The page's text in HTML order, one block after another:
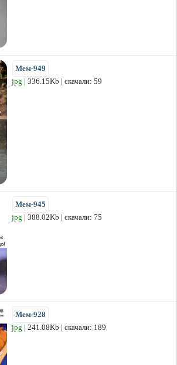
Мем-949
jpg | 336.15Kb | скачали: 59
Мем-945
jpg | 388.02Kb | скачали: 75
Мем-928
jpg | 241.08Kb | скачали: 189